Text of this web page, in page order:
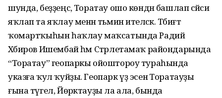
шунда, беҙҙеңсә, Торатау ошо көндән башлап сәйәси
яҡлап та яҡлау менән тәьмин ителәсәк. Тәбиғәт
ҡомартҡыһын һаҡлау маҡсатында Радий
Хәбиров Ишембай һәм Стәрлетамаҡ райондарында
“Торатау” геопаркы ойоштороу тураһында
указға ҡул ҡуйҙы. Геопарк үҙ эсенә Торатауҙы
ғына түгел, Йөрәктауҙы ла ала, бында